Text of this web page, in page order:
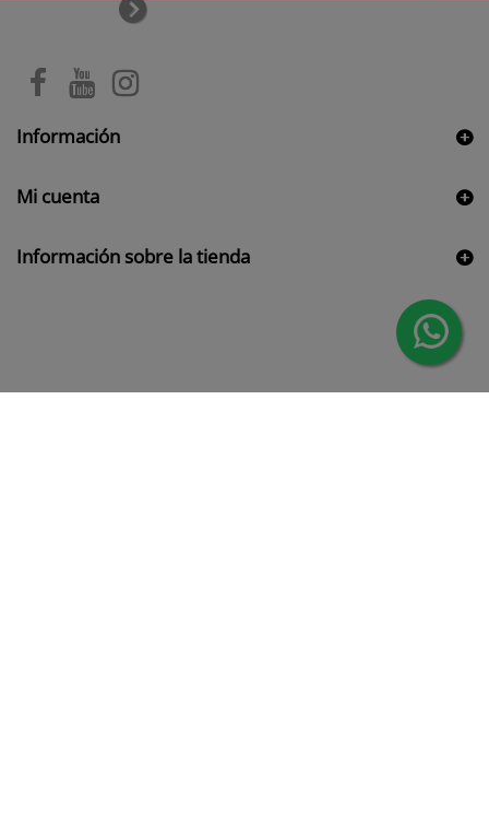
Información
Mi cuenta
Información sobre la tienda